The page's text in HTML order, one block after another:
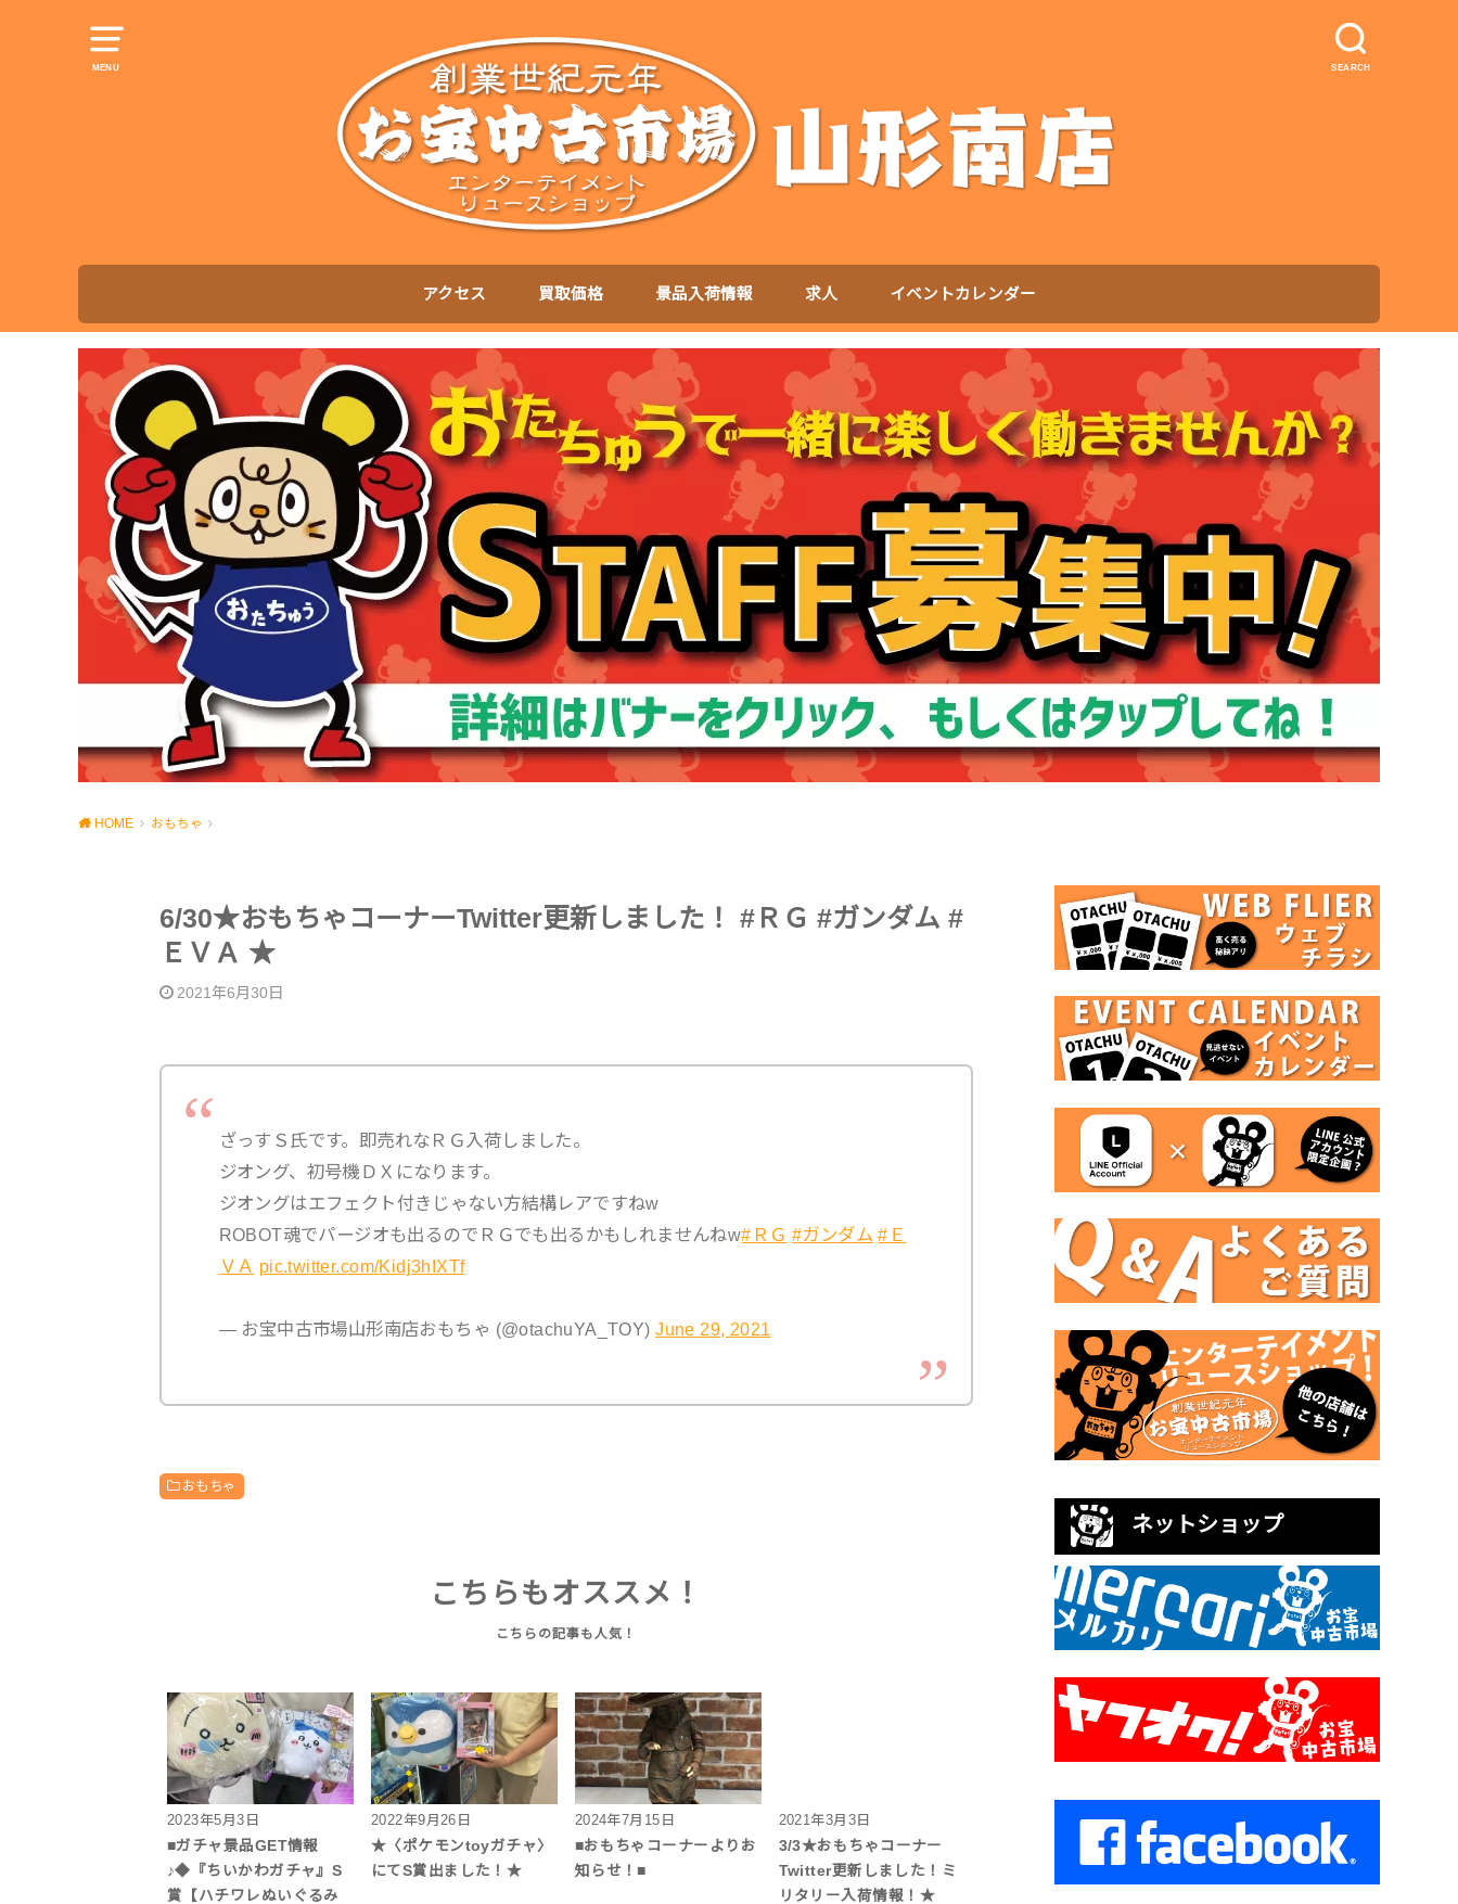
MENU SEARCH
アクセス 買取価格 景品入荷情報 求人 イベントカレンダー
HOME おもちゃ
6/30★おもちゃコーナーTwitter更新しました！ #ＲＧ #ガンダム #
ＥＶＡ ★
2021年6月30日
ざっすＳ氏です。即売れなＲＧ入荷しました。
ジオング、初号機ＤＸになります。
ジオングはエフェクト付きじゃない方結構レアですねw
ROBOT魂でパージオも出るのでＲＧでも出るかもしれませんねw#ＲＧ #ガンダム #Ｅ
ＶＡ pic.twitter.com/Kidj3hIXTf
— お宝中古市場山形南店おもちゃ (@otachuYA_TOY)June 29, 2021
おもちゃ
こちらもオススメ！
2023年5月3日
■ガチャ景品GET情報
♪◆『ちいかわガチャ』S
賞【ハチワレぬいぐるみ
2022年9月26日
★〈ポケモンtoyガチャ〉
にてS賞出ました！★
2024年7月15日
■おもちゃコーナーよりお
知らせ！■
2021年3月3日
3/3★おもちゃコーナー
Twitter更新しました！ミ
リタリー入荷情報！★
ネットショップ